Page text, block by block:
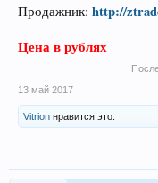
Продажник: http://
Цена в рублях
13 май 2017
Vitrion нравится это.